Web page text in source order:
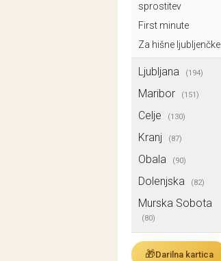
sprostitev
First minute
Za hišne ljubljenčke
Ljubljana (194)
Maribor (151)
Celje (130)
Kranj (87)
Obala (90)
Dolenjska (82)
Murska Sobota
(80)
🎁Darilna kartica